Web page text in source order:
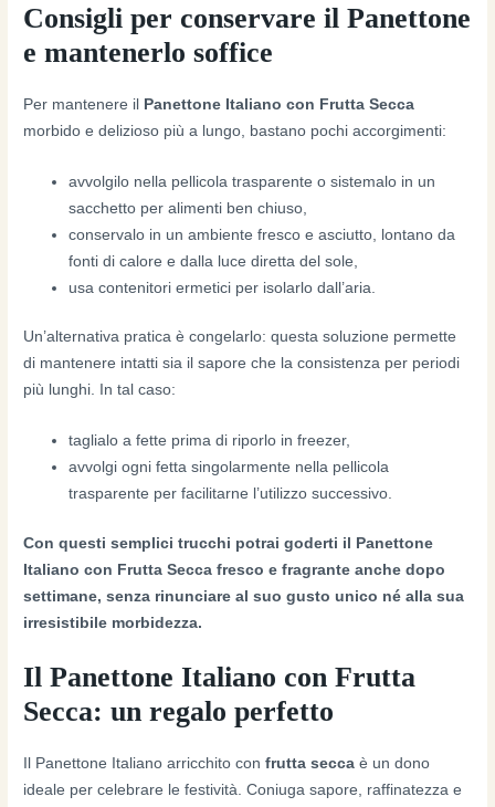
Consigli per conservare il Panettone
e mantenerlo soffice
Per mantenere il
Panettone Italiano con Frutta Secca
morbido e delizioso più a lungo, bastano pochi accorgimenti:
avvolgilo nella pellicola trasparente o sistemalo in un
sacchetto per alimenti ben chiuso,
conservalo in un ambiente fresco e asciutto, lontano da
fonti di calore e dalla luce diretta del sole,
usa contenitori ermetici per isolarlo dall’aria.
Un’alternativa pratica è congelarlo: questa soluzione permette
di mantenere intatti sia il sapore che la consistenza per periodi
più lunghi. In tal caso:
taglialo a fette prima di riporlo in freezer,
avvolgi ogni fetta singolarmente nella pellicola
trasparente per facilitarne l’utilizzo successivo.
Con questi semplici trucchi potrai goderti il Panettone
Italiano con Frutta Secca fresco e fragrante anche dopo
settimane, senza rinunciare al suo gusto unico né alla sua
irresistibile morbidezza.
Il Panettone Italiano con Frutta
Secca: un regalo perfetto
Il Panettone Italiano arricchito confrutta secca è un dono
ideale per celebrare le festività. Coniuga sapore, raffinatezza e